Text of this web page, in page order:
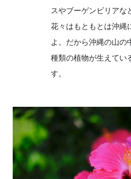
スやブーゲンビリアな
花々はもともとは沖縄
よ。だから沖縄の山の
種類の植物が生えてい
す。